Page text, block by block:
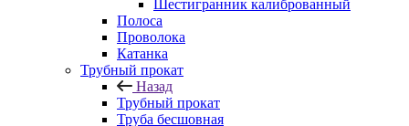
Шестигранник калиброванный
Полоса
Проволока
Катанка
Трубный прокат
Назад
Трубный прокат
Труба бесшовная